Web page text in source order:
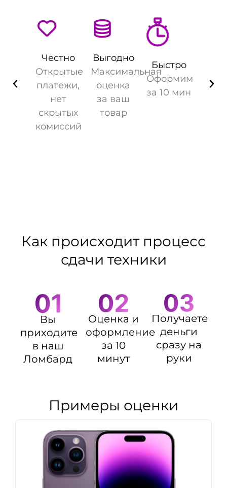
Честно
Открытые
платежи,
нет
скрытых
комиссий
Выгодно
Максимальная
оценка
за ваш
товар
Быстро
Оформим
за 10 мин
Как происходит процесс
сдачи техники
Вы
приходите
в наш
Ломбард
Оценка и
оформление
за 10
минут
Получаете
деньги
сразу на
руки
Примеры оценки